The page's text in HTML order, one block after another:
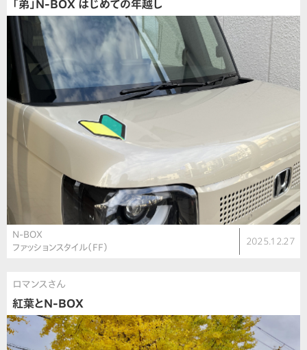
「弟」N-BOX はじめての年越し
N-BOX
ファッションスタイル（FF）
2025.12.27
ロマンスさん
紅葉とN-BOX